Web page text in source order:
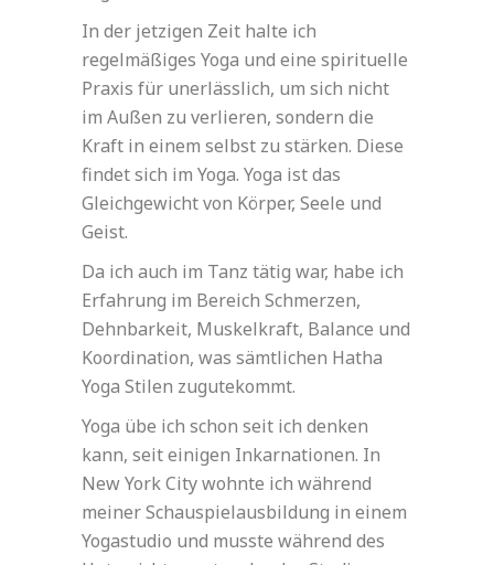
In der jetzigen Zeit halte ich
regelmäßiges Yoga und eine spirituelle
Praxis für unerlässlich, um sich nicht
im Außen zu verlieren, sondern die
Kraft in einem selbst zu stärken. Diese
findet sich im Yoga. Yoga ist das
Gleichgewicht von Körper, Seele und
Geist.
Da ich auch im Tanz tätig war, habe ich
Erfahrung im Bereich Schmerzen,
Dehnbarkeit, Muskelkraft, Balance und
Koordination, was sämtlichen Hatha
Yoga Stilen zugutekommt.
Yoga übe ich schon seit ich denken
kann, seit einigen Inkarnationen. In
New York City wohnte ich während
meiner Schauspielausbildung in einem
Yogastudio und musste während des